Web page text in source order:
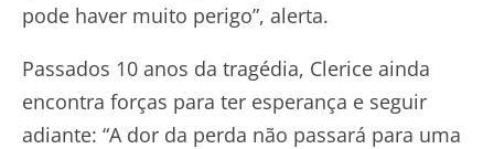
pode haver muito perigo”, alerta.
Passados 10 anos da tragédia, Clerice ainda
encontra forças para ter esperança e seguir
adiante: “A dor da perda não passará para uma